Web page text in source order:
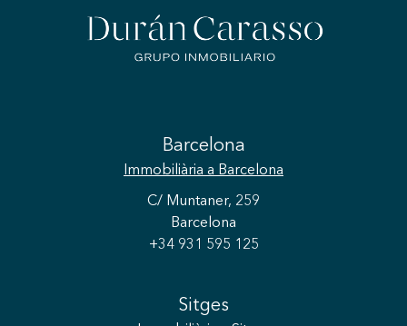
Barcelona
Immobiliària a Barcelona
C/ Muntaner, 259
Barcelona
+34 931 595 125
Sitges